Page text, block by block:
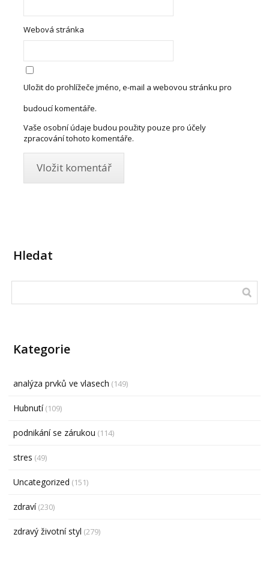
Webová stránka
Uložit do prohlížeče jméno, e-mail a webovou stránku pro
budoucí komentáře.
Vaše osobní údaje budou použity pouze pro účely
zpracování tohoto komentáře.
Hledat
Kategorie
analýza prvků ve vlasech (149)
Hubnutí(109)
podnikání se zárukou (114)
stres (49)
Uncategorized (151)
zdraví(230)
zdravý životní styl (279)